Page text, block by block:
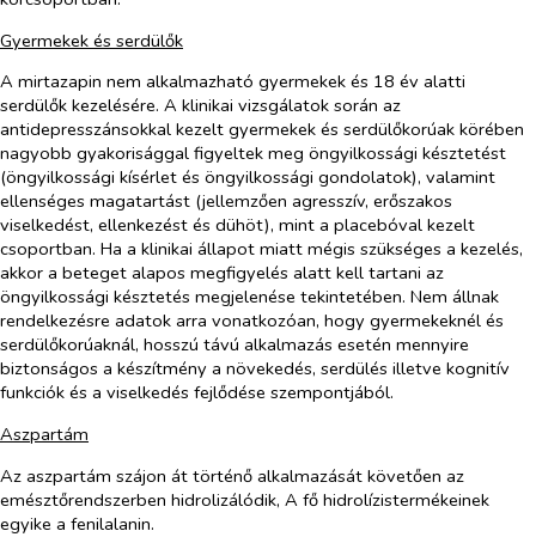
Gyermekek és serdülők
A mirtazapin nem alkalmazható gyermekek és 18 év alatti
serdülők kezelésére. A klinikai vizsgálatok során az
antidepresszánsokkal kezelt gyermekek és serdülőkorúak körében
nagyobb gyakorisággal figyeltek meg öngyilkossági késztetést
(öngyilkossági kísérlet és öngyilkossági gondolatok), valamint
ellenséges magatartást (jellemzően agresszív, erőszakos
viselkedést, ellenkezést és dühöt), mint a placebóval kezelt
csoportban. Ha a klinikai állapot miatt mégis szükséges a kezelés,
akkor a beteget alapos megfigyelés alatt kell tartani az
öngyilkossági késztetés megjelenése tekintetében. Nem állnak
rendelkezésre adatok arra vonatkozóan, hogy gyermekeknél és
serdülőkorúaknál, hosszú távú alkalmazás esetén mennyire
biztonságos a készítmény a növekedés, serdülés illetve kognitív
funkciók és a viselkedés fejlődése szempontjából.
Aszpartám
Az aszpartám szájon át történő alkalmazását követően az
emésztőrendszerben hidrolizálódik, A fő hidrolízistermékeinek
egyike a fenilalanin.